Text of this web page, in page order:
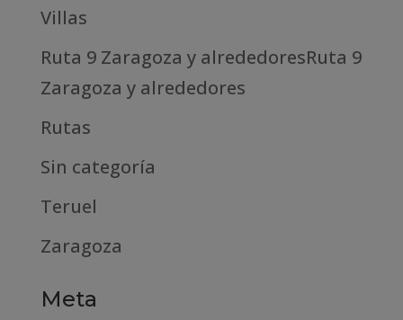
Villas
Ruta 9 Zaragoza y alrededoresRuta 9
Zaragoza y alrededores
Rutas
Sin categoría
Teruel
Zaragoza
Meta